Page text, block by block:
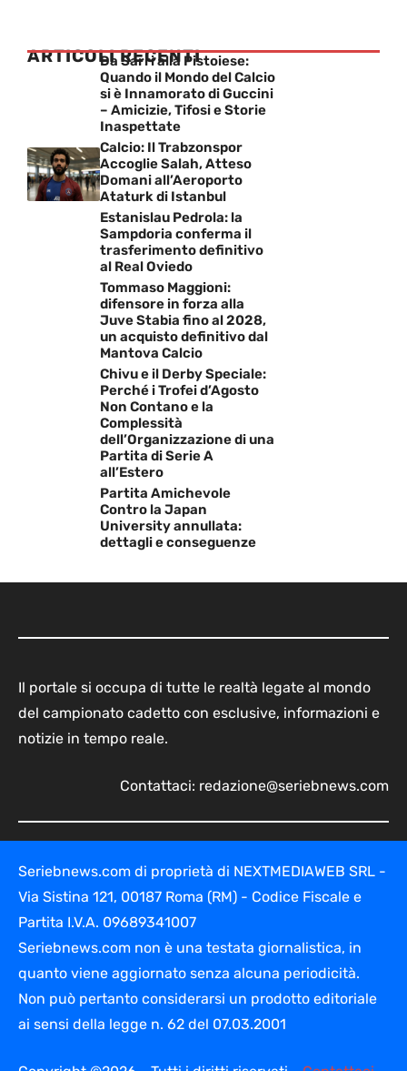
ARTICOLI RECENTI
Da Sarri alla Pistoiese:
Quando il Mondo del Calcio
si è Innamorato di Guccini
– Amicizie, Tifosi e Storie
Inaspettate
Calcio: Il Trabzonspor
Accoglie Salah, Atteso
Domani all’Aeroporto
Ataturk di Istanbul
Estanislau Pedrola: la
Sampdoria conferma il
trasferimento definitivo
al Real Oviedo
Tommaso Maggioni:
difensore in forza alla
Juve Stabia fino al 2028,
un acquisto definitivo dal
Mantova Calcio
Chivu e il Derby Speciale:
Perché i Trofei d’Agosto
Non Contano e la
Complessità
dell’Organizzazione di una
Partita di Serie A
all’Estero
Partita Amichevole
Contro la Japan
University annullata:
dettagli e conseguenze
Il portale si occupa di tutte le realtà legate al mondo
del campionato cadetto con esclusive, informazioni e
notizie in tempo reale.
Contattaci: redazione@seriebnews.com
Seriebnews.com di proprietà di NEXTMEDIAWEB SRL -
Via Sistina 121, 00187 Roma (RM) - Codice Fiscale e
Partita I.V.A. 09689341007
Seriebnews.com non è una testata giornalistica, in
quanto viene aggiornato senza alcuna periodicità.
Non può pertanto considerarsi un prodotto editoriale
ai sensi della legge n. 62 del 07.03.2001